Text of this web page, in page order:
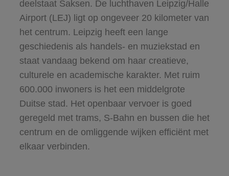
deelstaat Saksen. De luchthaven Leipzig/Halle
Airport (LEJ) ligt op ongeveer 20 kilometer van
het centrum. Leipzig heeft een lange
geschiedenis als handels- en muziekstad en
staat vandaag bekend om haar creatieve,
culturele en academische karakter. Met ruim
600.000 inwoners is het een middelgrote
Duitse stad. Het openbaar vervoer is goed
geregeld met trams, S-Bahn en bussen die het
centrum en de omliggende wijken efficiënt met
elkaar verbinden.